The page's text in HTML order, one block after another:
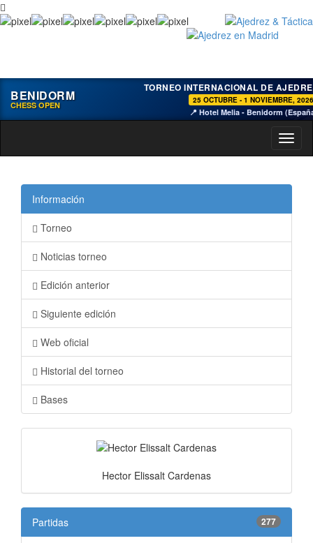
BENIDORM
CHESS OPEN
TORNEO INTERNACIONAL DE
25 OCTUBRE - 1 NOVIEMBRE, 2026
📍 Hotel Melia - Benidorm
Información
Torneo
Noticias torneo
Edición anterior
Siguiente edición
Web oficial
Historial del torneo
Bases
Hector Elissalt Cardenas
Partidas 277